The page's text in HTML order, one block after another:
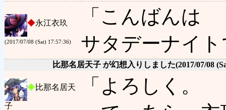
◆永江衣玖
(2017/07/08 (Sat) 17:57:36)
「こんばんは
サタデーナイ
比那名居天子 が幻想入りしました(2017/07/08
◆比那名居天
子
「よろしく。